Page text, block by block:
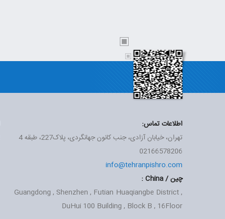
اطلاعات تماس:
تهران، خیابان آزادی، جنب کانون جهانگردی، پلاک227، طبقه 4
02166578206
info@tehranpishro.com
چین / China :
Guangdong , Shenzhen , Futian Huaqiangbe District ,
DuHui 100 Building , Block B , 16Floor